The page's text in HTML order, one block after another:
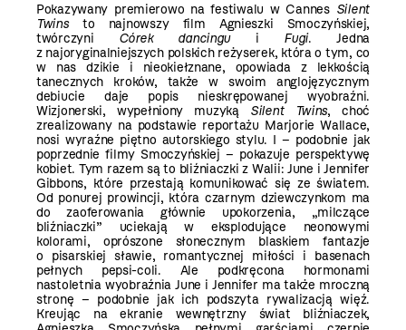
Pokazywany premierowo na festiwalu w Cannes Silent
Twinsto najnowszy film Agnieszki Smoczyńskiej,
twórczyni Córek dancingui Fugi. Jedna
z najoryginalniejszych polskich reżyserek, która o tym, co
w nas dzikie i nieokiełznane, opowiada z lekkością
tanecznych kroków, także w swoim anglojęzycznym
debiucie daje popis nieskrępowanej wyobraźni.
Wizjonerski, wypełniony muzyką Silent Twins, choć
zrealizowany na podstawie reportażu Marjorie Wallace,
nosi wyraźne piętno autorskiego stylu. I – podobnie jak
poprzednie filmy Smoczyńskiej – pokazuje perspektywę
kobiet. Tym razem są to bliźniaczki z Walii: June i Jennifer
Gibbons, które przestają komunikować się ze światem.
Od ponurej prowincji, która czarnym dziewczynkom ma
do zaoferowania głównie upokorzenia, „milczące
bliźniaczki” uciekają w eksplodujące neonowymi
kolorami, oprószone słonecznym blaskiem fantazje
o pisarskiej sławie, romantycznej miłości i basenach
pełnych pepsi-coli. Ale podkręcona hormonami
nastoletnia wyobraźnia June i Jennifer ma także mroczną
stronę – podobnie jak ich podszyta rywalizacją więź.
Kreując na ekranie wewnętrzny świat bliźniaczek,